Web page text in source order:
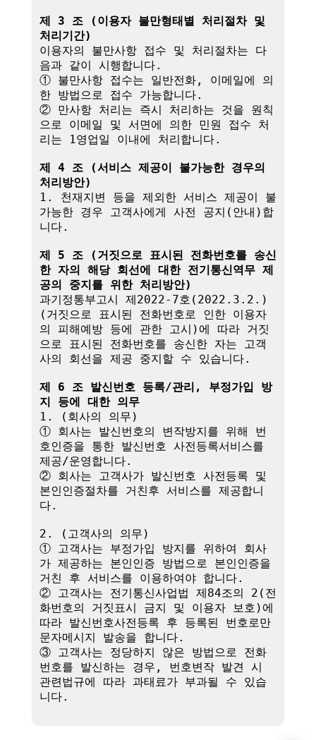
제 3 조 (이용자 불만형태별 처리절차 및
처리기간)
이용자의 불만사항 접수 및 처리절차는 다
음과 같이 시행합니다.
① 불만사항 접수는 일반전화, 이메일에 의
한 방법으로 접수 가능합니다.
② 만사항 처리는 즉시 처리하는 것을 원칙
으로 이메일 및 서면에 의한 민원 접수 처
리는 1영업일 이내에 처리합니다.
제 4 조 (서비스 제공이 불가능한 경우의
처리방안)
1. 천재지변 등을 제외한 서비스 제공이 불
가능한 경우 고객사에게 사전 공지(안내)합
니다.
제 5 조 (거짓으로 표시된 전화번호를 송신
한 자의 해당 회선에 대한 전기통신역무 제
공의 중지를 위한 처리방안)
과기정통부고시 제2022-7호(2022.3.2.)
(거짓으로 표시된 전화번호로 인한 이용자
의 피해예방 등에 관한 고시)에 따라 거짓
으로 표시된 전화번호를 송신한 자는 고객
사의 회선을 제공 중지할 수 있습니다.
제 6 조 발신번호 등록/관리, 부정가입 방
지 등에 대한 의무
1. (회사의 의무)
① 회사는 발신번호의 변작방지를 위해 번
호인증을 통한 발신번호 사전등록서비스를
제공/운영합니다.
② 회사는 고객사가 발신번호 사전등록 및
본인인증절차를 거친후 서비스를 제공합니
다.
2. (고객사의 의무)
① 고객사는 부정가입 방지를 위하여 회사
가 제공하는 본인인증 방법으로 본인인증을
거친 후 서비스를 이용하여야 합니다.
② 고객사는 전기통신사업법 제84조의 2(전
화번호의 거짓표시 금지 및 이용자 보호)에
따라 발신번호사전등록 후 등록된 번호로만
문자메시지 발송을 합니다.
③ 고객사는 정당하지 않은 방법으로 전화
번호를 발신하는 경우, 번호변작 발견 시
관련법규에 따라 과태료가 부과될 수 있습
니다.